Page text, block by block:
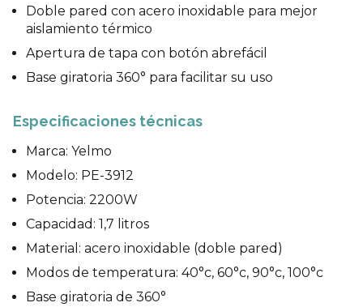
Doble pared con acero inoxidable para mejor
aislamiento térmico
Apertura de tapa con botón abrefácil
Base giratoria 360° para facilitar su uso
Especificaciones técnicas
Marca: Yelmo
Modelo: PE-3912
Potencia: 2200W
Capacidad: 1,7 litros
Material: acero inoxidable (doble pared)
Modos de temperatura: 40°c, 60°c, 90°c, 100°c
Base giratoria de 360°